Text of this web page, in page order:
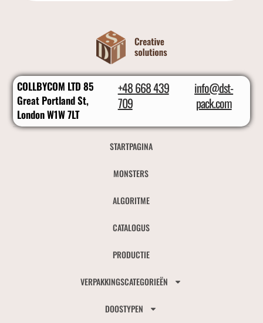
COLLBYCOM LTD 85
Great Portland St,
London W1W 7LT
+48 668 439
709
info@dst-
pack.com
STARTPAGINA
MONSTERS
ALGORITME
CATALOGUS
PRODUCTIE
VERPAKKINGSCATEGORIEËN
DOOSTYPEN